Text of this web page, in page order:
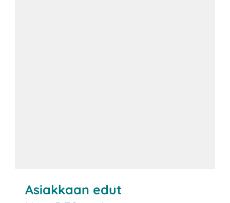
Asiakkaan edut